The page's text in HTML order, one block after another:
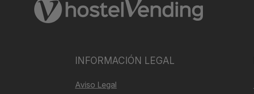
INFORMACIÓN LEGAL
Aviso Legal